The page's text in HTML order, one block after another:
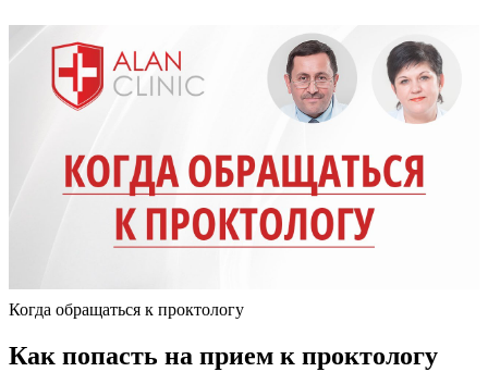
Когда обращаться к проктологу
Как попасть на прием к проктологу